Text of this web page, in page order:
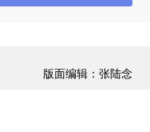
下，ETF投资愈发受到投
版面编辑：张陆念